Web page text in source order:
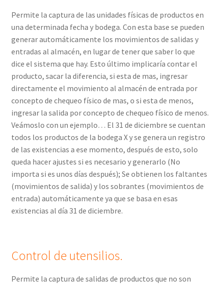
Permite la captura de las unidades físicas de productos en
una determinada fecha y bodega. Con esta base se pueden
generar automáticamente los movimientos de salidas y
entradas al almacén, en lugar de tener que saber lo que
dice el sistema que hay. Esto último implicaría contar el
producto, sacar la diferencia, si esta de mas, ingresar
directamente el movimiento al almacén de entrada por
concepto de chequeo físico de mas, o si esta de menos,
ingresar la salida por concepto de chequeo físico de menos.
Veámoslo con un ejemplo… El 31 de diciembre se cuentan
todos los productos de la bodega X y se genera un registro
de las existencias a ese momento, después de esto, solo
queda hacer ajustes si es necesario y generarlo (No
importa si es unos días después); Se obtienen los faltantes
(movimientos de salida) y los sobrantes (movimientos de
entrada) automáticamente ya que se basa en esas
existencias al día 31 de diciembre.
Control de utensilios.
Permite la captura de salidas de productos que no son